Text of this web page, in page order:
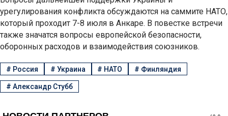
урегулирования конфликта обсуждаются на саммите НАТО,
который проходит 7-8 июля в Анкаре. В повестке встречи
также значатся вопросы европейской безопасности,
оборонных расходов и взаимодействия союзников.
# Россия # Украина # НАТО # Финляндия
# Александр Стубб